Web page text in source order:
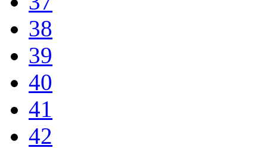
38
39
40
41
42